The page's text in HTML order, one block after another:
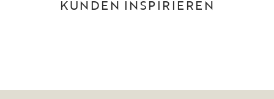
KUNDEN INSPIRIEREN